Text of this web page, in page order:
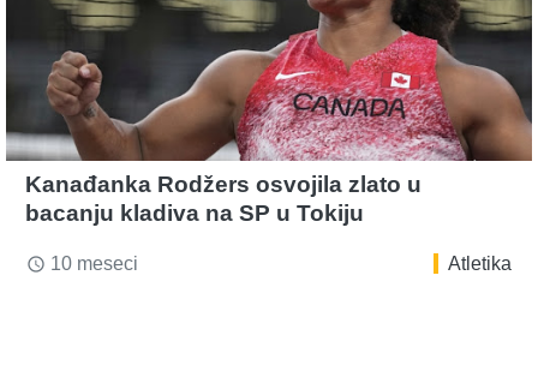
Kanađanka Rodžers osvojila zlato u
bacanju kladiva na SP u Tokiju
access_time 10 meseci Atletika